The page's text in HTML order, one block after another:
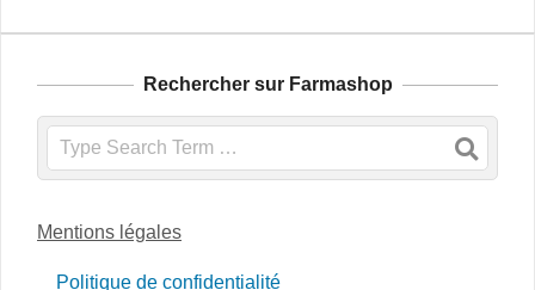
Rechercher sur Farmashop
Search
Mentions légales
Politique de confidentialité